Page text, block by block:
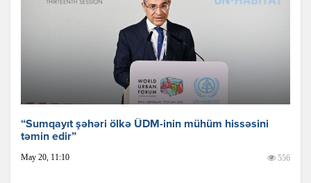
“Sumqayıt şəhəri ölkə ÜDM-inin mühüm hissəsini
təmin edir”
May 20, 11:10 556